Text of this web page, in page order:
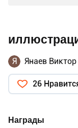
Я Янаев Виктор
26
Награды